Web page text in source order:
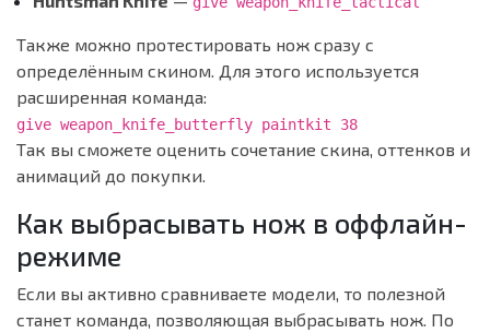
Также можно протестировать нож сразу с
определённым скином. Для этого используется
расширенная команда:
give weapon_knife_butterfly paintkit 38
Так вы сможете оценить сочетание скина, оттенков и
анимаций до покупки.
Как выбрасывать нож в оффлайн-
режиме
Если вы активно сравниваете модели, то полезной
станет команда, позволяющая выбрасывать нож. По